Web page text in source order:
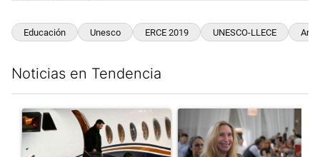
Educación Unesco ERCE 2019 UNESCO-LLECE
Noticias en Tendencia
Un artículo de tendencia con el título "Lionel Messi llegó a
Un artículo de tendencia